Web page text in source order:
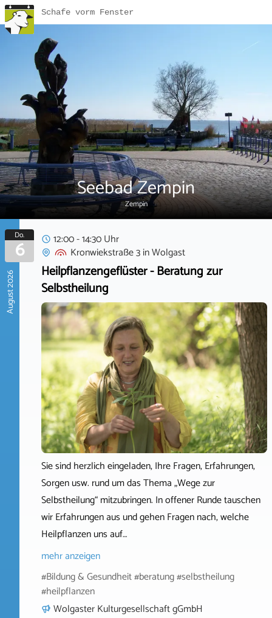
Schafe vorm Fenster
Seebad Zempin
Zempin
August 2026
Do.
6
12:00 - 14:30 Uhr
Kronwiekstraße 3inWolgast
Heilpflanzengeflüster - Beratung zur
Selbstheilung
Sie sind herzlich eingeladen, Ihre Fragen, Erfahrungen,
Sorgen usw. rund um das Thema „Wege zur
Selbstheilung“ mitzubringen. In offener Runde tauschen
wir Erfahrungen aus und gehen Fragen nach, welche
Heilpflanzen uns auf…
mehr anzeigen
#Bildung & Gesundheit #beratung #selbstheilung
#heilpflanzen
Wolgaster Kulturgesellschaft gGmbH